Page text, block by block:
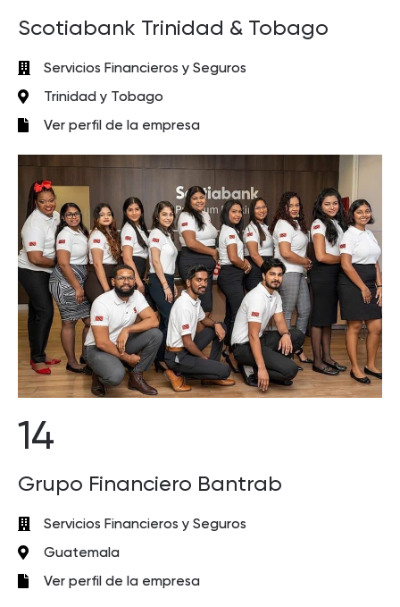
Scotiabank Trinidad & Tobago
Servicios Financieros y Seguros
Trinidad y Tobago
Ver perfil de la empresa
14
Grupo Financiero Bantrab
Servicios Financieros y Seguros
Guatemala
Ver perfil de la empresa